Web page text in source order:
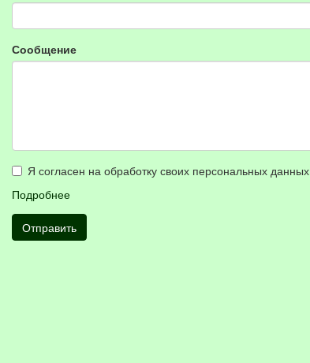
Сообщение
Я согласен на обработку своих персональных данных
Подробнее
Отправить